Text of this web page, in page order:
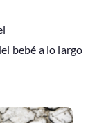
bebé a lo largo